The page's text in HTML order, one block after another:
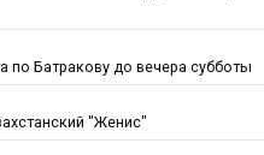
по Батракову до вечера субботы
"Женис"